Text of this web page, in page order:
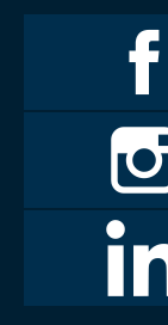
Facebookissa
Invalidiliitto
Instagramissa